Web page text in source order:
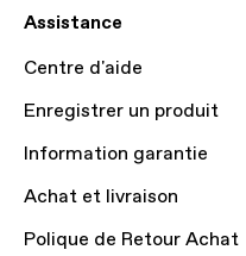
Assistance
Centre d'aide
Enregistrer un produit
Information garantie
Achat et livraison
Polique de Retour Achat